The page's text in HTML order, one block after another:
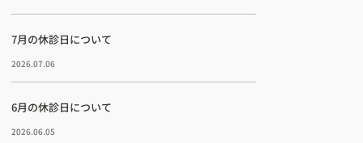
7月の休診日について
2026.07.06
6月の休診日について
2026.06.05